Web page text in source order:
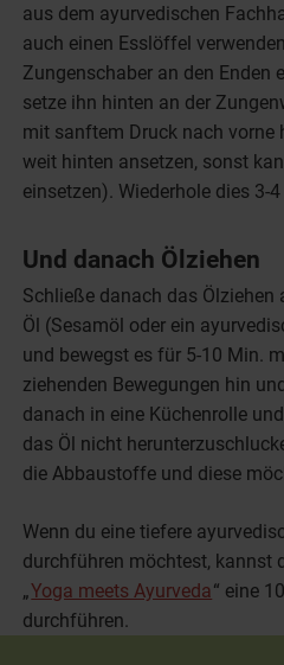
aus dem ayurvedischen
auch einen Esslöffel
Zungenschaber an den Enden
setze ihn hinten an der
mit sanftem Druck nach vorne
weit hinten ansetzen, sonst
einsetzen). Wiederhole dies 3-
Und danach Ölziehen
Schließe danach das
Öl (Sesamöl oder ein
und bewegst es für 5-10 Min.
ziehenden Bewegungen hin
danach in eine Küchenrolle
das Öl nicht
die Abbaustoffe und diese
Wenn du eine tiefere
durchführen möchtest, kannst
„Yoga meets Ayurveda“ eine
durchführen.